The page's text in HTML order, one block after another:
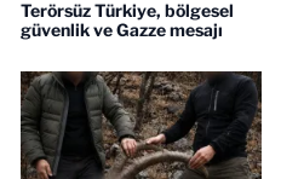
Terörsüz Türkiye, bölgesel
güvenlik ve Gazze mesajı